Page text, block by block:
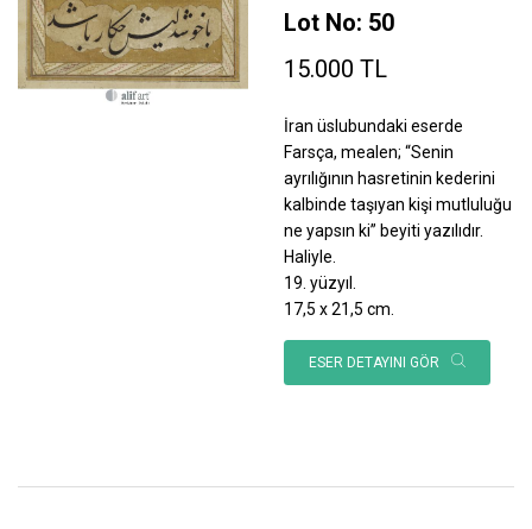
Lot No: 50
15.000 TL
İran üslubundaki eserde
Farsça, mealen; “Senin
ayrılığının hasretinin kederini
kalbinde taşıyan kişi mutluluğu
ne yapsın ki” beyiti yazılıdır.
Haliyle.
19. yüzyıl.
17,5 x 21,5 cm.
ESER DETAYINI GÖR